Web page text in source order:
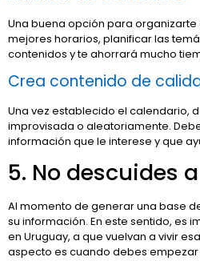
Una buena opción para
mejores horarios, planificar las
contenidos y te ahorrará mucho
Crea contenido de
Una vez establecido el calendario,
improvisada o aleatoriamente.
información que le interese y que
5. No descuides
Al momento de generar una base
su información. En este sentido, es
en Uruguay, a que vuelvan a vivir
aspecto es cuando debes